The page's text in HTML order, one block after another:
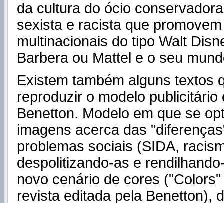
da cultura do ócio
sexista e racista que
multinacionais do tipo Walt
Barbera ou Mattel e o seu
Existem também alguns textos
reproduzir o modelo publicitário
Benetton. Modelo em que se
imagens acerca das
problemas sociais (SIDA,
despolitizando-as e
novo cenário de cores
revista editada pela Benetton),